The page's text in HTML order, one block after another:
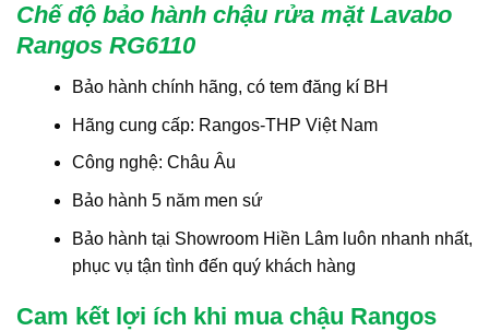
Chế độ bảo hành chậu rửa mặt Lavabo
Rangos RG6110
Bảo hành chính hãng, có tem đăng kí BH
Hãng cung cấp: Rangos-THP Việt Nam
Công nghệ: Châu Âu
Bảo hành 5 năm men sứ
Bảo hành tại Showroom Hiền Lâm luôn nhanh nhất,
phục vụ tận tình đến quý khách hàng
Cam kết lợi ích khi mua chậu Rangos